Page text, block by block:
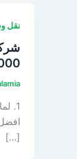
نقل
000000 افضل
[…]